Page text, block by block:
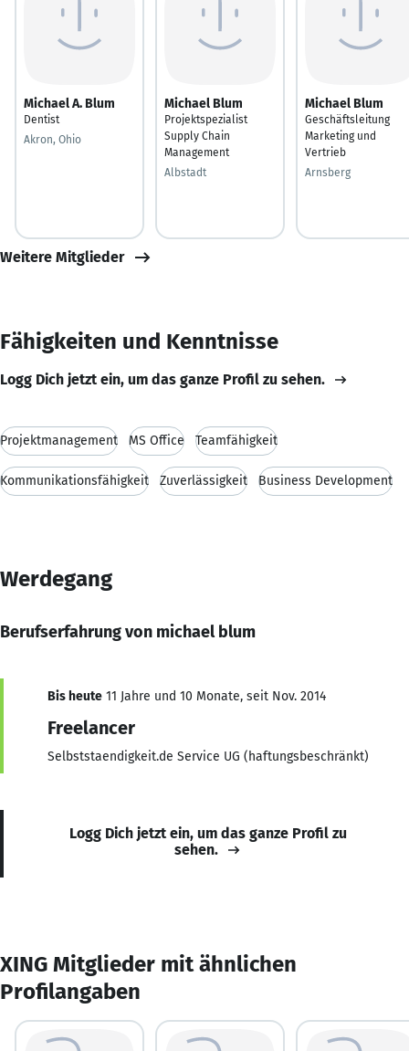
Michael A. Blum
Dentist
Akron, Ohio
Michael Blum
Projektspezialist
Supply Chain
Management
Albstadt
Michael Blum
Geschäftsleitung
Marketing und
Vertrieb
Arnsberg
Weitere Mitglieder
Fähigkeiten und Kenntnisse
Logg Dich jetzt ein, um das ganze Profil zu sehen.
Projektmanagement MS Office Teamfähigkeit
Kommunikationsfähigkeit Zuverlässigkeit Business Development
Werdegang
Berufserfahrung von michael blum
Bis heute 11 Jahre und 10 Monate, seit Nov. 2014
Freelancer
Selbststaendigkeit.de Service UG (haftungsbeschränkt)
Logg Dich jetzt ein, um das ganze Profil zu
sehen.
XING Mitglieder mit ähnlichen
Profilangaben